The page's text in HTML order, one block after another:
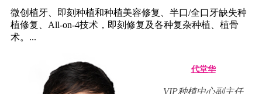
微创植牙、即刻种植和种植美容修复、半口/全口牙缺失种
植修复、All-on-4技术，即刻修复及各种复杂种植、植骨
术。...
代堂华
VIP种植中心副主任